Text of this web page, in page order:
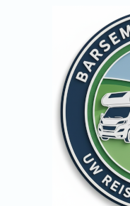
Cookievoorkeuren zijn